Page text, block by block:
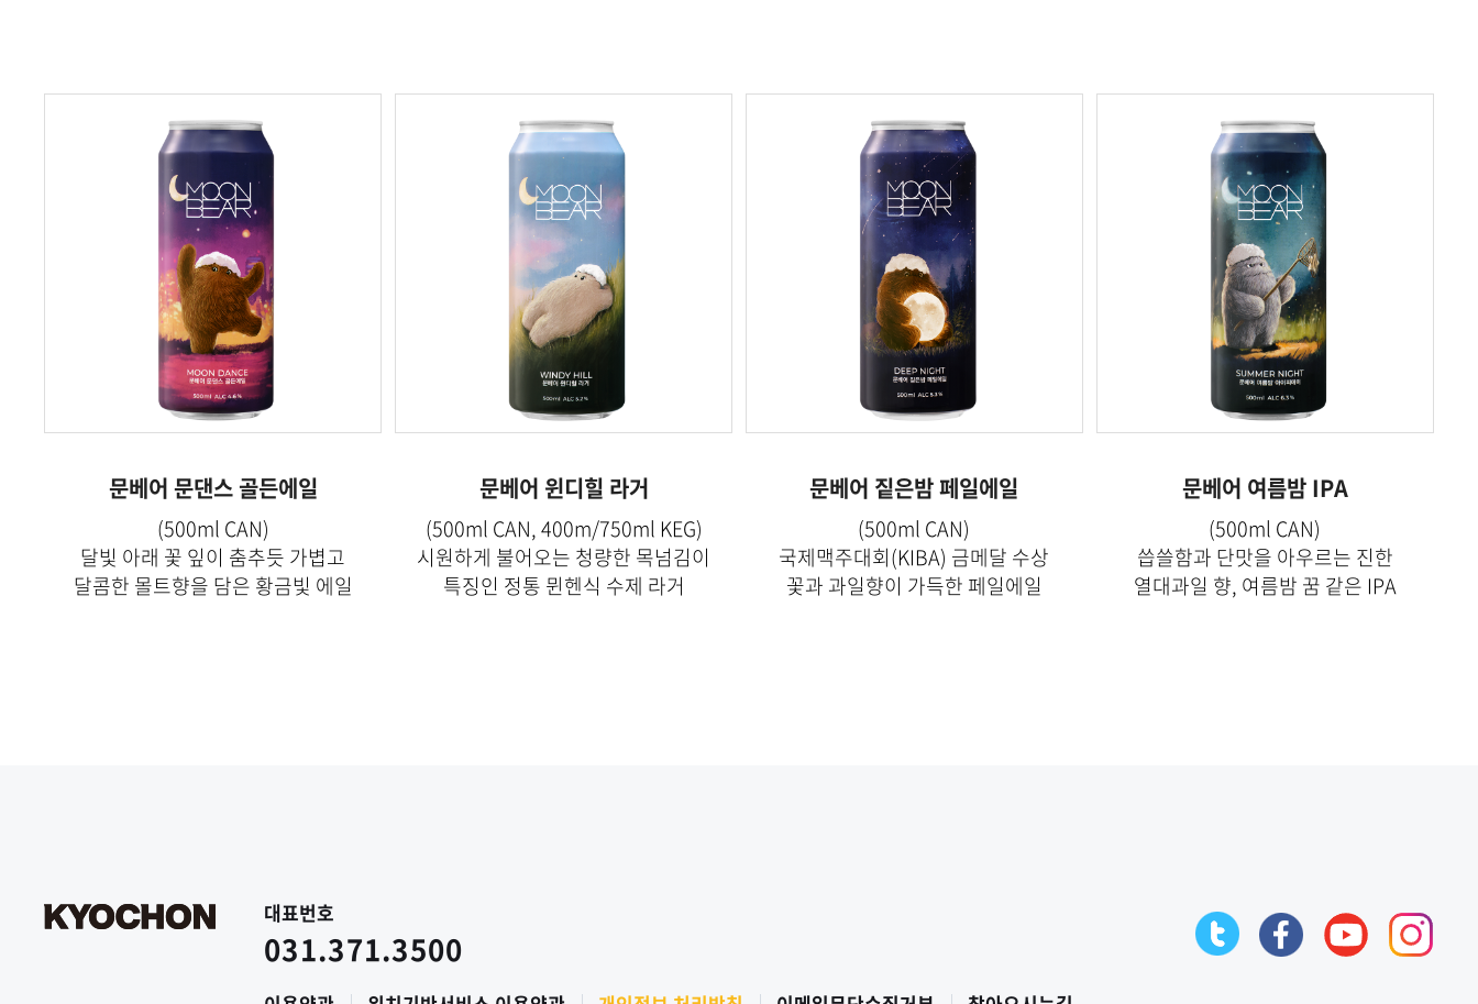
문베어 문댄스 골든에일
(500ml CAN)
달빛 아래 꽃 잎이 춤추듯 가볍고
달콤한 몰트향을 담은 황금빛 에일
문베어 윈디힐 라거
(500ml CAN, 400m/750ml KEG)
시원하게 불어오는 청량한 목넘김이
특징인 정통 뮌헨식 수제 라거
문베어 짙은밤 페일에일
(500ml CAN)
국제맥주대회(KIBA) 금메달 수상
꽃과 과일향이 가득한 페일에일
문베어 여름밤 IPA
(500ml CAN)
씁쓸함과 단맛을 아우르는 진한
열대과일 향, 여름밤 꿈 같은 IPA
대표번호
031.371.3500